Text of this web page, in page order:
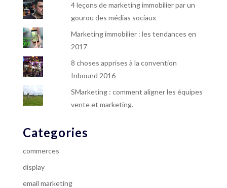
4 leçons de marketing immobilier par un
gourou des médias sociaux
Marketing immobilier : les tendances en
2017
8 choses apprises à la convention
Inbound 2016
SMarketing : comment aligner les équipes
vente et marketing.
Categories
commerces
display
email marketing